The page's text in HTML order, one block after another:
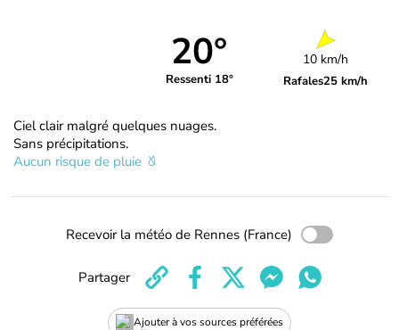
20°
Ressenti 18°
10 km/h
Rafales25 km/h
Ciel clair malgré quelques nuages.
Sans précipitations.
Aucun risque de pluie
Recevoir la météo de Rennes (France)
Ajouter à vos sources préférées
Partager